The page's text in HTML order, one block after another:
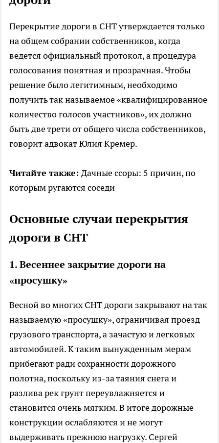
Перекрытие дороги в СНТ утверждается только
на общем собрании собственников, когда
ведется официальный протокол, а процедура
голосования понятная и прозрачная. Чтобы
решение было легитимным, необходимо
получить так называемое «квалифицированное
количество голосов участников», их должно
быть две трети от общего числа собственников,
говорит адвокат Юлия Кремер.
Читайте также: Дачные ссоры: 5 причин, по
которым ругаются соседи
Основные случаи перекрытия
дороги в СНТ
1. Весеннее закрытие дороги на
«просушку»
Весной во многих СНТ дороги закрывают на так
называемую «просушку», ограничивая проезд
грузового транспорта, а зачастую и легковых
автомобилей. К таким вынужденным мерам
прибегают ради сохранности дорожного
полотна, поскольку из-за таяния снега и
разлива рек грунт переувлажняется и
становится очень мягким. В итоге дорожные
конструкции ослабляются и не могут
выдерживать прежнюю нагрузку. Сергей